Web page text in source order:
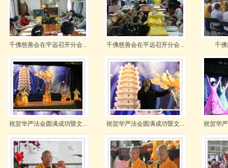
千佛慈善会在平远召开分会... 千佛慈善会在平远召开分会... 千
祝贺华严法会圆满成功暨文... 祝贺华严法会圆满成功暨文... 祝贺华